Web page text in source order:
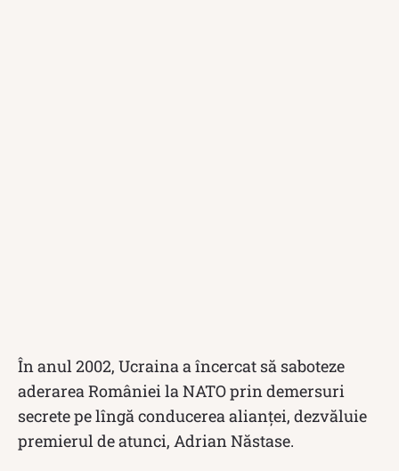
În anul 2002, Ucraina a încercat să saboteze
aderarea României la NATO prin demersuri
secrete pe lîngă conducerea alianței, dezvăluie
premierul de atunci, Adrian Năstase.